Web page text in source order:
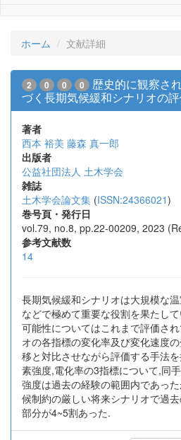
ホーム 文献詳細
2 0 0 0
歴史的に観察さ
づく長期気候緩和シナリオの
著者
西本 裕美 藤森 真一郎
出版者
公益社団法人 土木学会
雑誌
土木学会論文集 (ISSN:24366021)
巻号頁・発行日
vol.79, no.8, pp.22-00209, 2023
参考文献数
14
長期気候緩和シナリオは大規模な
などで極めて重要な役割を果たし
可能性についてはこれまで評価さ
オの各指標の変化率及び変化速度
移と対比させながら評価する手法
素強度,電化率の3指標について,同
強度は過去の経験の範囲内であっ
候制約の厳しい将来シナリオで過
部分が4~5割あった.